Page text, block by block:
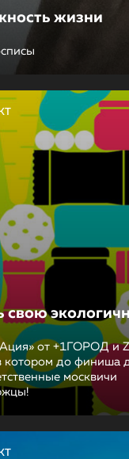
жизни
свою
от +1ГОРОД и
котором до финиша
москвичи